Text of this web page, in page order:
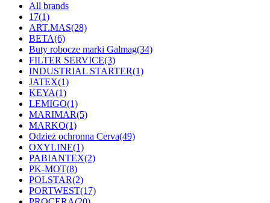
All brands
17(1)
ART.MAS(28)
BETA(6)
Buty robocze marki Galmag(34)
FILTER SERVICE(3)
INDUSTRIAL STARTER(1)
JATEX(1)
KEYA(1)
LEMIGO(1)
MARIMAR(5)
MARKO(1)
Odzież ochronna Cerva(49)
OXYLINE(1)
PABIANTEX(2)
PK-MOT(8)
POLSTAR(2)
PORTWEST(17)